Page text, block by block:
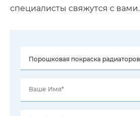
специалисты свяжутся с вами.
Ваше Имя*